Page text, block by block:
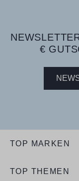
€
TOP MARKEN
TOP THEMEN